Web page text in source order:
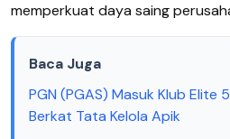
memperkuat daya saing
Baca Juga
PGN (PGAS) Masuk Klub Elite
Berkat Tata Kelola Apik